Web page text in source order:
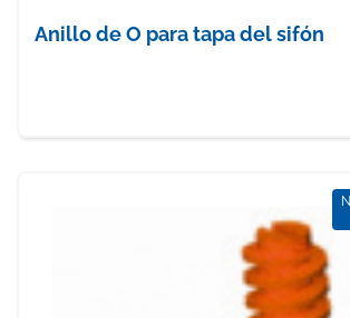
Anillo de O para tapa del sifón